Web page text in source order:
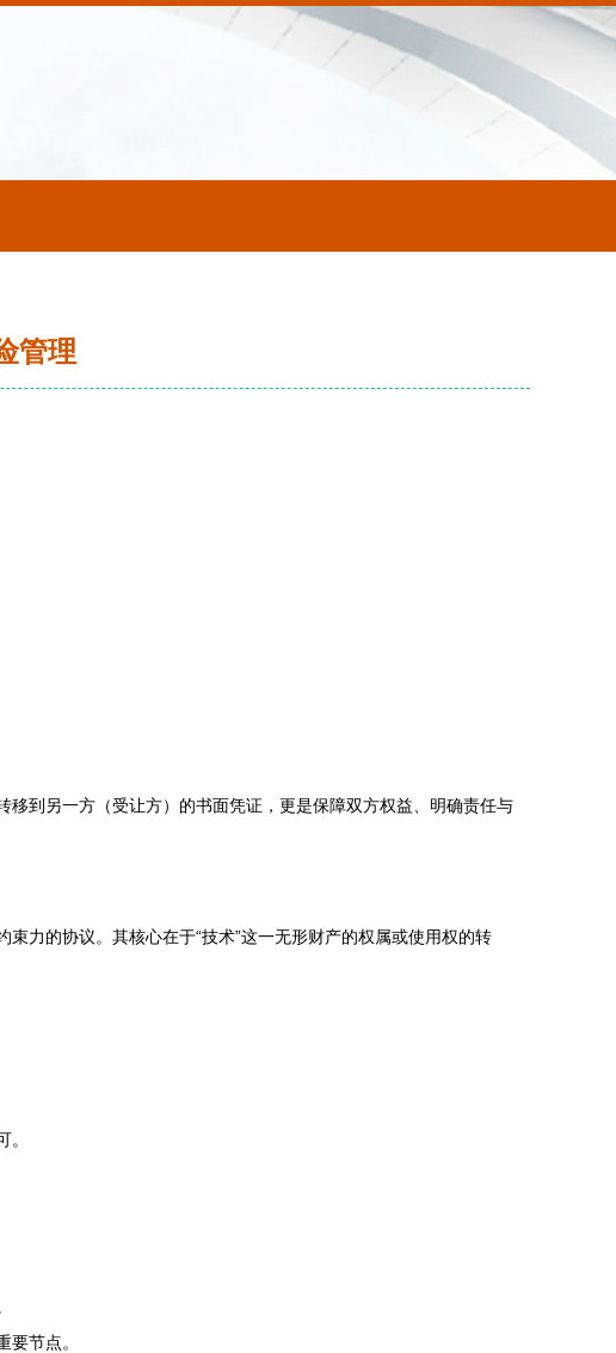
管理
到另一方（受让方）的书面凭证，更是保障双方权益、明确责任与
力的协议。其核心在于“技术”这一无形财产的权属或使用权的转
节点。